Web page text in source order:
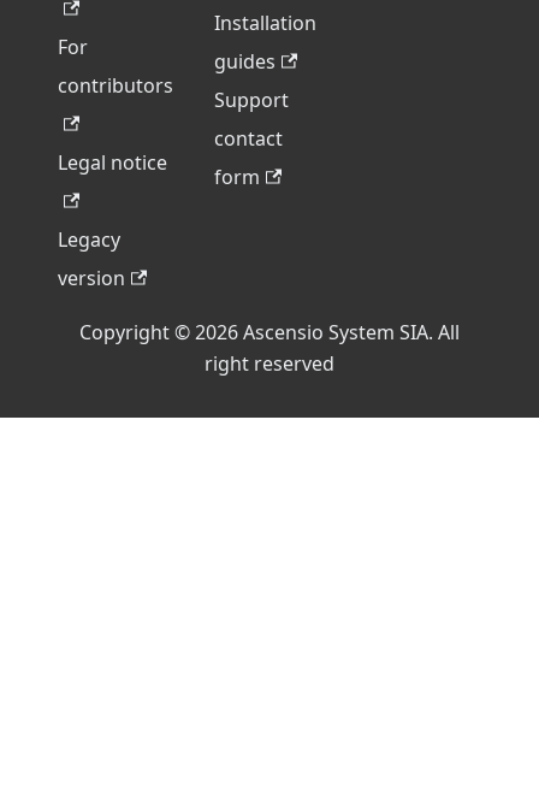
For
contributors
Legal notice
Legacy
version
Installation
guides
Support
contact
form
Copyright © 2026 Ascensio System SIA. All
right reserved